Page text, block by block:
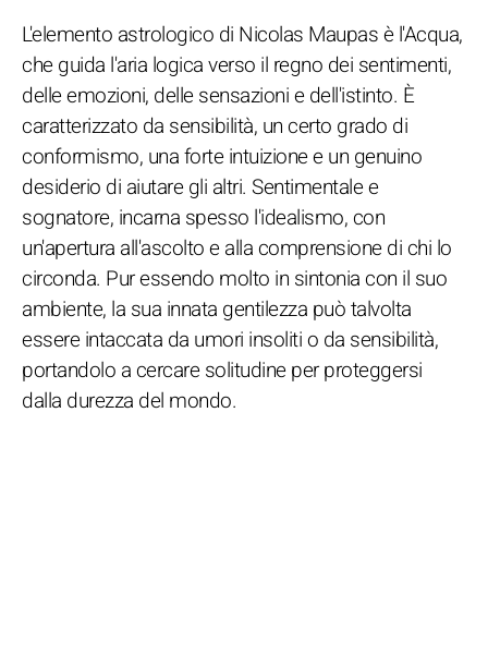
L'elemento astrologico di Nicolas Maupas è l'Acqua,
che guida l'aria logica verso il regno dei sentimenti,
delle emozioni, delle sensazioni e dell'istinto. È
caratterizzato da sensibilità, un certo grado di
conformismo, una forte intuizione e un genuino
desiderio di aiutare gli altri. Sentimentale e
sognatore, incarna spesso l'idealismo, con
un'apertura all'ascolto e alla comprensione di chi lo
circonda. Pur essendo molto in sintonia con il suo
ambiente, la sua innata gentilezza può talvolta
essere intaccata da umori insoliti o da sensibilità,
portandolo a cercare solitudine per proteggersi
dalla durezza del mondo.